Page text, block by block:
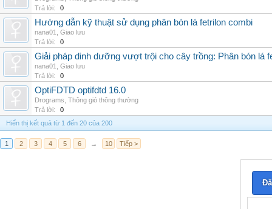
Trả lời:
0
Hướng dẫn kỹ thuật sử dụng phân bón lá fetrilon combi
nana01
Giao lưu
Trả lời:
0
Giải pháp dinh dưỡng vượt trội cho cây trồng: Phân bón lá
nana01
Giao lưu
Trả lời:
0
OptiFDTD optifdtd 16.0
Drograms Thông gió thông thường
Trả lời:
0
Hiển thị kết quả từ 1 đến 20 của 200
1 2 3 4 5 6 → 10 Tiếp >